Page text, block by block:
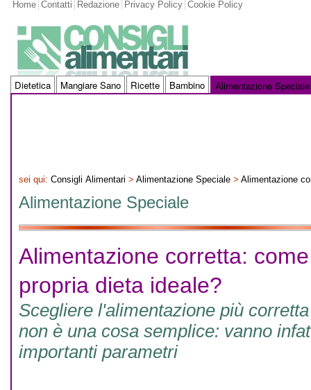
Home Contatti Redazione Privacy Policy Cookie Policy
Dietetica Mangiare Sano Ricette Bambino Alimentazione Speciale
sei qui: Consigli Alimentari > Alimentazione Speciale > Alimentazione
Alimentazione Speciale
Alimentazione corretta:
propria dieta ideale?
Scegliere l'alimentazione più
non è una cosa semplice: vanno
importanti parametri